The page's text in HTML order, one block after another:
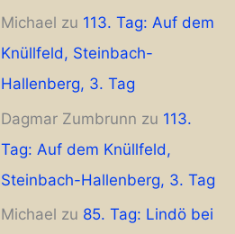
Michael zu 113. Tag: Auf dem
Knüllfeld, Steinbach-
Hallenberg, 3. Tag
Dagmar Zumbrunn zu 113.
Tag: Auf dem Knüllfeld,
Steinbach-Hallenberg, 3. Tag
Michael zu 85. Tag: Lindö bei